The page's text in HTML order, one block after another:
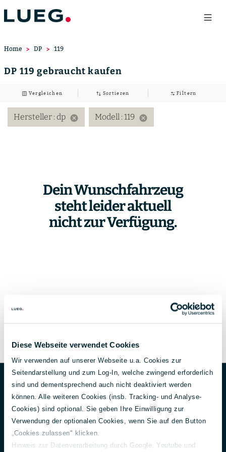
Diese Webseite verwendet Cookies
Wir verwenden auf unserer Webseite u.a. Cookies zur
Seitendarstellung und zum Log-In, welche zwingend erforderlich
sind und dementsprechend auch nicht deaktiviert werden
können. Alle weiteren Cookies (insb. Tracking- und Analyse-
Cookies) sind optional. Sie geben Ihre Einwilligung zur
Verwendung der optionalen Cookies, wenn Sie auf den Button
„Cookies zulassen" klicken.
Hinweis zur Datenverarbeitung durch Google, Youtube und
Home DP 119
DP 119 gebraucht kaufen
Vergleichen Sortieren Filtern
Hersteller : dp cancel Modell : 119 cancel
Dein Wunschfahrzeug
steht leider aktuell
nicht zur Verfügung.
FooterUnternehmen
Über uns
Aktuelles
150 Jahre Lueg
Unternehmensführung
Gesellschafter
Nachhaltigkeit